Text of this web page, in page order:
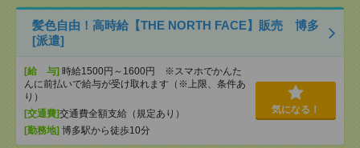
髪色自由！高時給【THE NORTH FACE】販売 博多
[派遣]
[給 与] 時給1500円～1600円 ※スマホでかんた
んに前払いで給与が受け取れます（※上限、条件あ
り）
[交通費]交通費全額支給（規定あり）
[勤務地] 博多駅から徒歩10分
気になる！